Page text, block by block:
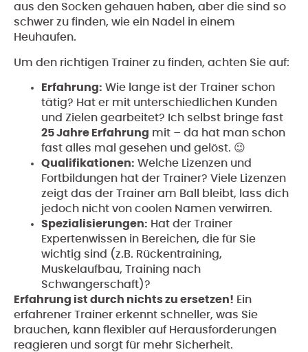
aus den Socken gehauen haben, aber die sind so
schwer zu finden, wie ein Nadel in einem
Heuhaufen.
Um den richtigen Trainer zu finden, achten Sie auf:
Erfahrung: Wie lange ist der Trainer schon
tätig? Hat er mit unterschiedlichen Kunden
und Zielen gearbeitet? Ich selbst bringe fast
25 Jahre Erfahrung mit – da hat man schon
fast alles mal gesehen und gelöst. 😉
Qualifikationen: Welche Lizenzen und
Fortbildungen hat der Trainer? Viele Lizenzen
zeigt das der Trainer am Ball bleibt, lass dich
jedoch nicht von coolen Namen verwirren.
Spezialisierungen: Hat der Trainer
Expertenwissen in Bereichen, die für Sie
wichtig sind (z.B. Rückentraining,
Muskelaufbau, Training nach
Schwangerschaft)?
Erfahrung ist durch nichts zu ersetzen! Ein
erfahrener Trainer erkennt schneller, was Sie
brauchen, kann flexibler auf Herausforderungen
reagieren und sorgt für mehr Sicherheit.